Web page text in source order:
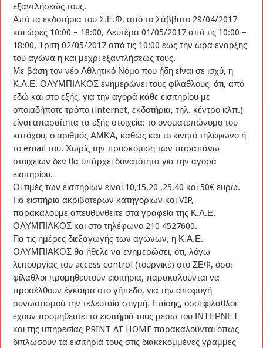
εξαντλήσεώς τους.
Από τα εκδοτήρια του Σ.Ε.Φ. από το Σάββατο 29/04/2017
και ώρες 10:00 – 18:00, Δευτέρα 01/05/2017 από τις 10:00 –
18:00, Τρίτη 02/05/2017 από τις 10:00 έως την ώρα έναρξης
του αγώνα ή και μέχρι εξαντλήσεώς τους.
Με βάση τον νέο Αθλητικό Νόμο που ήδη είναι σε ισχύ, η
Κ.Α.Ε. ΟΛΥΜΠΙΑΚΟΣ ενημερώνει τους φίλαθλους, ότι, από
εδώ και στο εξής, για την αγορά κάθε εισιτηρίου με
οποιαδήποτε τρόπο (internet, εκδοτήρια, τηλ. κέντρο κλπ.)
είναι απαραίτητα τα εξής στοιχεία: το ονοματεπώνυμο του
κατόχου, ο αριθμός ΑΜΚΑ, καθώς και το κινητό τηλέφωνο ή
το email του. Χωρίς την προσκόμιση των παραπάνω
στοιχείων δεν θα υπάρχει δυνατότητα για την αγορά
εισιτηρίου.
Οι τιμές των εισιτηρίων είναι 10,15,20 ,25,40 και 50€ ευρώ.
Για εισιτήρια ακριβότερων κατηγοριών και VIP,
παρακαλούμε απευθυνθείτε στα γραφεία της Κ.Α.Ε.
ΟΛΥΜΠΙΑΚΟΣ και στο τηλέφωνο 210 4527600.
Για τις ημέρες διεξαγωγής των αγώνων, η Κ.Α.Ε.
ΟΛΥΜΠΙΑΚΟΣ θα ήθελε να ενημερώσει, ότι, λόγω
λειτουργίας του access control (τουρνικέ) στο ΣΕΦ, όσοι
φίλαθλοι προμηθευτούν εισιτήρια, παρακαλούνται να
προσέλθουν έγκαιρα στο γήπεδο, για την αποφυγή
συνωστισμού την τελευταία στιγμή. Επίσης, όσοι φίλαθλοι
έχουν προμηθευτεί τα εισιτήριά τους μέσω του ΙΝΤΕΡΝΕΤ
και της υπηρεσίας PRINT AT HOME παρακαλούνται όπως
διπλώσουν τα εισιτήριά τους στις διακεκομμένες γραμμές